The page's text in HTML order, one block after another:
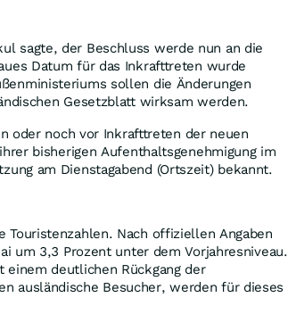
sagte, der Beschluss werde nun an die
Datum für das Inkrafttreten wurde
sollen die Änderungen
Gesetzblatt wirksam werden.
oder noch vor Inkrafttreten der neuen
bisherigen Aufenthaltsgenehmigung im
am Dienstagabend (Ortszeit) bekannt.
Nach offiziellen Angaben
um 3,3 Prozent unter dem Vorjahresniveau.
einem deutlichen Rückgang der
ausländische Besucher, werden für dieses